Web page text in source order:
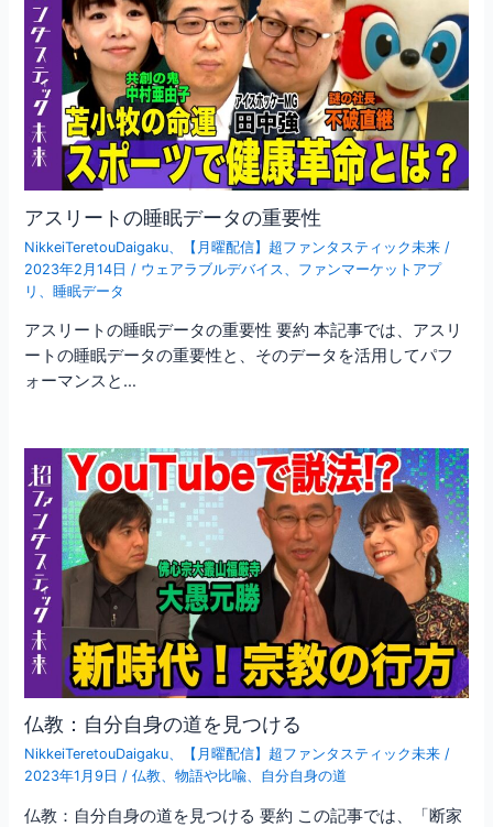
アスリートの睡眠データの重要性
NikkeiTeretouDaigaku 【月曜配信】超ファンタスティック未来 /
2023年2月14日 / ウェアラブルデバイス
ファンマーケットアプ
リ
睡眠データ
アスリートの睡眠データの重要性 要約 本記事では、アスリ
ートの睡眠データの重要性と、そのデータを活用してパフ
ォーマンスと…
仏教：自分自身の道を見つける
NikkeiTeretouDaigaku、 【月曜配信】超ファンタスティック未来 /
2023年1月9日 /仏教、物語や比喩、 自分自身の道
仏教：自分自身の道を見つける 要約 この記事では、「断家